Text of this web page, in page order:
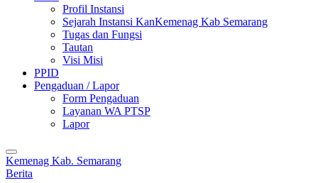
Profil Instansi
Sejarah Instansi KanKemenag Kab Semarang
Tugas dan Fungsi
Tautan
Visi Misi
PPID
Pengaduan / Lapor
Form Pengaduan
Layanan WA PTSP
Lapor
Kemenag Kab. Semarang
Berita